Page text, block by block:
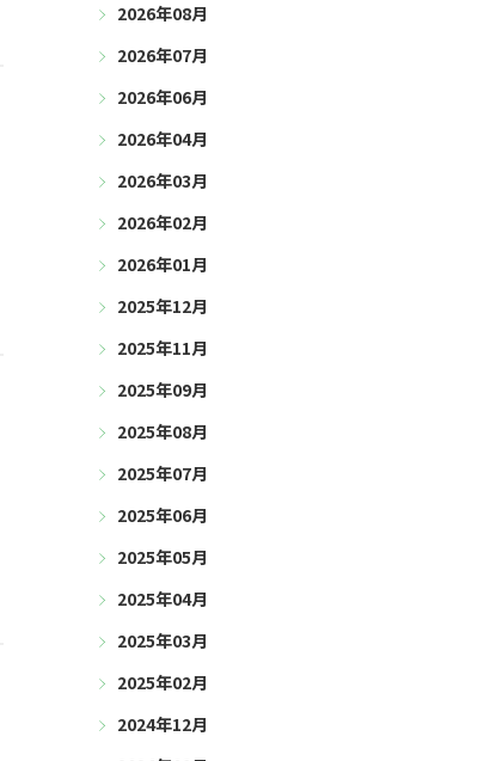
2026年08月
2026年07月
2026年06月
2026年04月
2026年03月
2026年02月
2026年01月
2025年12月
2025年11月
2025年09月
2025年08月
2025年07月
2025年06月
2025年05月
2025年04月
2025年03月
2025年02月
2024年12月